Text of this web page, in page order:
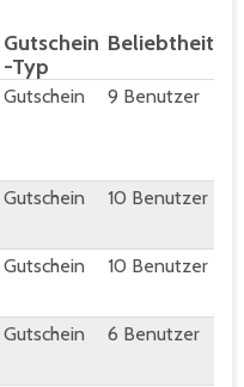
Gutschein
-Typ
Beliebtheit
Gutschein 9 Benutzer
Gutschein 10 Benutzer
Gutschein 10 Benutzer
Gutschein 6 Benutzer